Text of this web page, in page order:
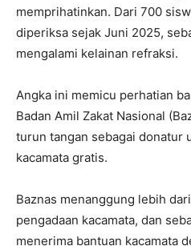
memprihatinkan. Dari 700
diperiksa sejak Juni 2025,
mengalami kelainan refraksi.
Angka ini memicu perhatian
Badan Amil Zakat Nasional
turun tangan sebagai donatur
kacamata gratis.
Baznas menanggung lebih
pengadaan kacamata, dan
menerima bantuan kacamata